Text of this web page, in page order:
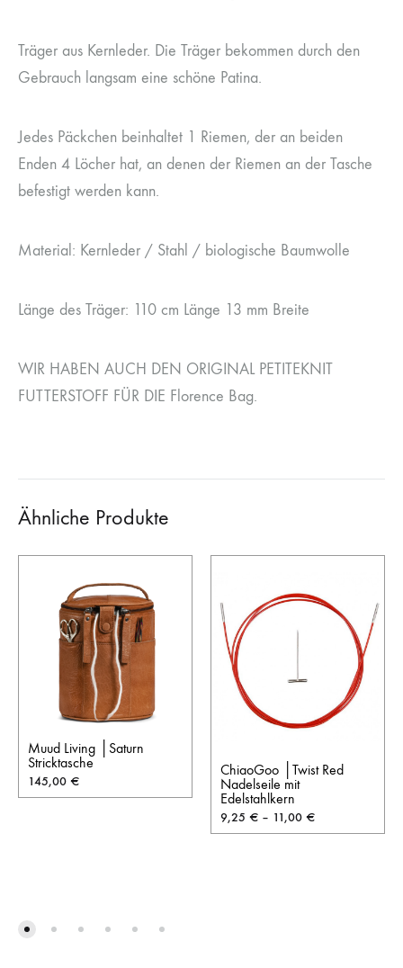
Träger aus Kernleder. Die Träger bekommen durch den
Gebrauch langsam eine schöne Patina.
Jedes Päckchen beinhaltet 1 Riemen, der an beiden
Enden 4 Löcher hat, an denen der Riemen an der Tasche
befestigt werden kann.
Material: Kernleder / Stahl / biologische Baumwolle
Länge des Träger: 110 cm Länge 13 mm Breite
WIR HABEN AUCH DEN ORIGINAL PETITEKNIT
FUTTERSTOFF FÜR DIE Florence Bag.
Ähnliche Produkte
Muud Living │Saturn
Stricktasche
145,00 €
ChiaoGoo │Twist Red
Nadelseile mit
Edelstahlkern
9,25 € – 11,00 €